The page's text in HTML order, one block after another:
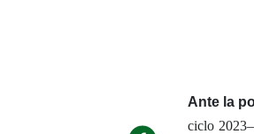
Ante la
ciclo